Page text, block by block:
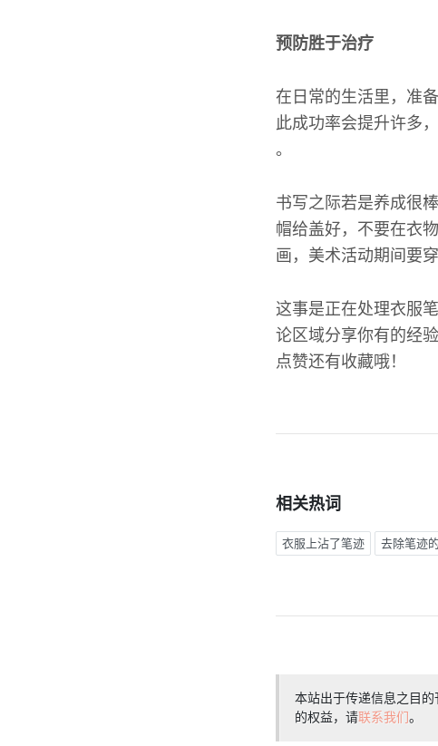
预防胜于治疗
在日常的生活里，准
此成功率会提升许多
。
书写之际若是养成很
帽给盖好，不要在衣
画，美术活动期间要
这事是正在处理衣服
论区域分享你有的经
点赞还有收藏哦！
相关热词
衣服上沾了笔迹 去除笔迹
本站出于传递信息之目
的权益，请联系我们。